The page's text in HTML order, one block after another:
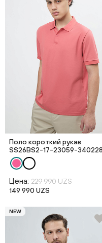
Поло короткий рукав
SS26BS2-17-23059-340228
Цена: 229 990 UZS
149 990 UZS
NEW